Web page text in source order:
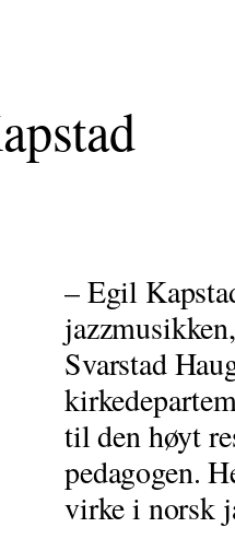
– Egil
Svarstad
til den høyt
pedagogen.
virke i norsk